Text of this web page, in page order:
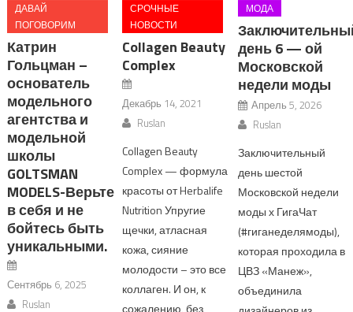
ДАВАЙ
ПОГОВОРИМ
Катрин
Гольцман –
основатель
модельного
агентства и
модельной
школы
GOLTSMAN
MODELS-Верьте
в себя и не
бойтесь быть
уникальными.
Сентябрь 6, 2025
Ruslan
СРОЧНЫЕ
НОВОСТИ
Collagen Beauty
Complex
Декабрь 14, 2021
Ruslan
Collagen Beauty
Complex — формула
красоты от Herbalife
Nutrition Упругие
щечки, атласная
кожа, сияние
молодости – это все
коллаген. И он, к
сожалению, без
МОДА
день 6 — ой
Московской
недели моды
Апрель 5, 2026
Ruslan
Заключительный
день шестой
Московской недели
моды х ГигаЧат
(#гиганеделямоды),
которая проходила в
ЦВЗ «Манеж»,
объединила